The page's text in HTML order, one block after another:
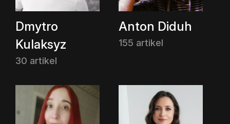
Dmytro
Kulaksyz
30 artikel
Anton Diduh
155 artikel